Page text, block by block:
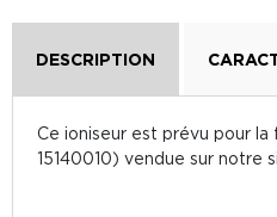
DESCRIPTION
Ce ioniseur est prévu pour la
15140010) vendue sur notre